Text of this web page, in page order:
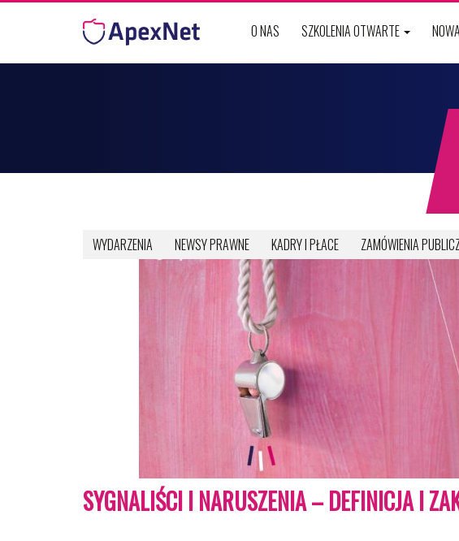
Przejdź do treści
O NAS SZKOLENIA OTWARTE
WYDARZENIA NEWSY PRAWNE KADRY I PŁACE ZAMÓWIENIA
SYGNALIŚCI I NARUSZENIA – DEFINICJA I